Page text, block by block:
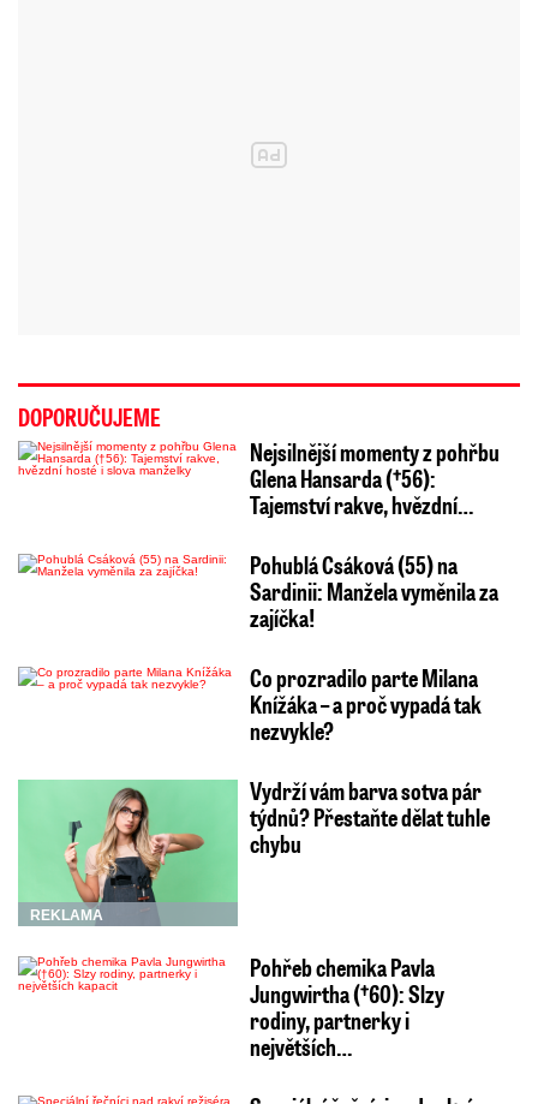
DOPORUČUJEME
Nejsilnější momenty z pohřbu
Glena Hansarda (†56):
Tajemství rakve, hvězdní…
Pohublá Csáková (55) na
Sardinii: Manžela vyměnila za
zajíčka!
Co prozradilo parte Milana
Knížáka – a proč vypadá tak
nezvykle?
REKLAMA
Vydrží vám barva sotva pár
týdnů? Přestaňte dělat tuhle
chybu
Pohřeb chemika Pavla
Jungwirtha (†60): Slzy
rodiny, partnerky i
největších…